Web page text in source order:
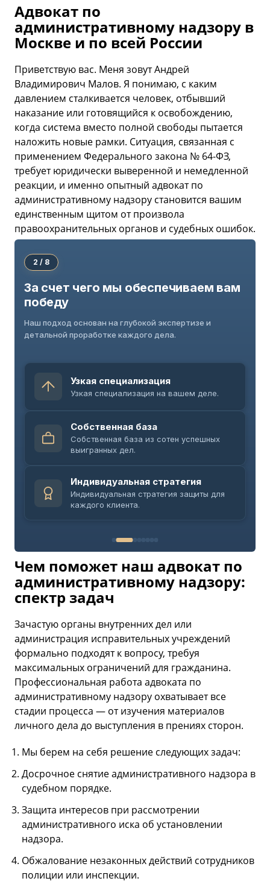
Адвокат по
административному надзору в
Москве и по всей России
Приветствую вас. Меня зовут Андрей
Владимирович Малов. Я понимаю, с каким
давлением сталкивается человек, отбывший
наказание или готовящийся к освобождению,
когда система вместо полной свободы пытается
наложить новые рамки. Ситуация, связанная с
применением Федерального закона № 64-ФЗ,
требует юридически выверенной и немедленной
реакции, и именно опытный адвокат по
административному надзору становится вашим
единственным щитом от произвола
правоохранительных органов и судебных ошибок.
2 / 8
За счет чего мы обеспечиваем вам
победу
Наш подход основан на глубокой экспертизе и
детальной проработке каждого дела.
Узкая специализация
Узкая специализация на вашем деле.
Собственная база
Собственная база из сотен успешных
выигранных дел.
Индивидуальная стратегия
Индивидуальная стратегия защиты для
каждого клиента.
Чем поможет наш адвокат по
административному надзору:
спектр задач
Зачастую органы внутренних дел или
администрация исправительных учреждений
формально подходят к вопросу, требуя
максимальных ограничений для гражданина.
Профессиональная работа адвоката по
административному надзору охватывает все
стадии процесса — от изучения материалов
личного дела до выступления в прениях сторон.
Мы берем на себя решение следующих задач:
Досрочное снятие административного надзора в
судебном порядке.
Защита интересов при рассмотрении
административного иска об установлении
надзора.
Обжалование незаконных действий сотрудников
полиции или инспекции.